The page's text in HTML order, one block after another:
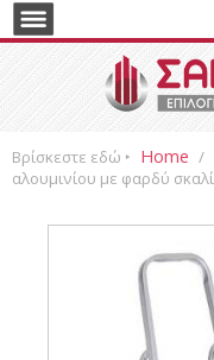
Βρίσκεστε εδώ ‣ Home /
αλουμινίου με φαρδύ